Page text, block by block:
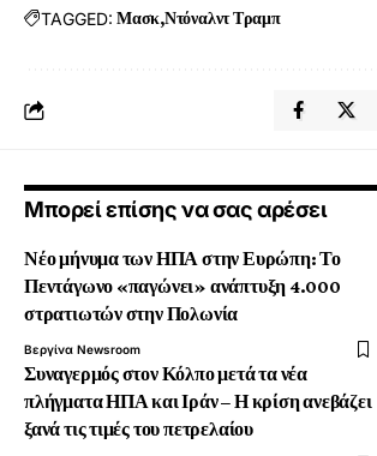
TAGGED: Μασκ Ντόναλντ Τραμπ
Μπορεί επίσης να σας αρέσει
Νέο μήνυμα των ΗΠΑ στην Ευρώπη: Το
Πεντάγωνο «παγώνει» ανάπτυξη 4.000
στρατιωτών στην Πολωνία
Βεργίνα Newsroom
Συναγερμός στον Κόλπο μετά τα νέα
πλήγματα ΗΠΑ και Ιράν – Η κρίση ανεβάζει
ξανά τις τιμές του πετρελαίου